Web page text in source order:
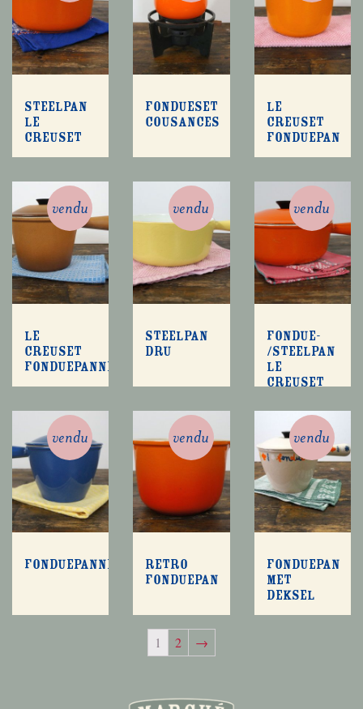
Steelpan
Le
Creuset
Fondueset
Cousances
Le
Creuset
fonduepan
Le
Creuset
fonduepannetje
vendu
Steelpan
Dru
vendu
Fondue-
/steelpan
Le
Creuset
vendu
Fonduepannetje
vendu
Retro
fonduepan
vendu
Fonduepan
met
deksel
vendu
1 2 →